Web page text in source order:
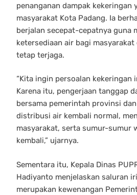
penanganan dampak kekeringan
masyarakat Kota Padang. Ia
berjalan secepat-cepatnya guna
ketersediaan air bagi
tetap terjaga.
“Kita ingin persoalan kekeringan
Karena itu, pengerjaan tanggap
bersama pemerintah provinsi
distribusi air kembali normal,
masyarakat, serta sumur-sumur
kembali,” ujarnya.
Sementara itu, Kepala Dinas
Hadiyanto menjelaskan saluran
merupakan kewenangan